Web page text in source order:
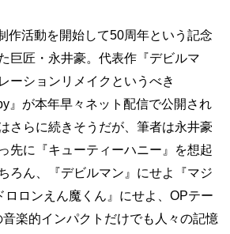
作活動を開始して50周年という記念
巨匠・永井豪。代表作『デビルマ
ーションリメイクというべき
』が本年早々ネット配信で公開され
さらに続きそうだが、筆者は永井豪
先に『キューティーハニー』を想起
ろん、『デビルマン』にせよ『マジ
ロロンえん魔くん』にせよ、OPテー
楽的インパクトだけでも人々の記憶